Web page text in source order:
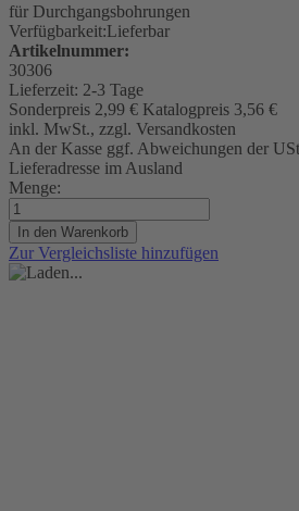
für Durchgangsbohrungen
Verfügbarkeit:Lieferbar
Artikelnummer:
30306
Lieferzeit: 2-3 Tage
Sonderpreis 2,99 € Katalogpreis 3,56 €
inkl. MwSt., zzgl. Versandkosten
An der Kasse ggf. Abweichungen der
Lieferadresse im Ausland
Menge:
In den Warenkorb
Zur Vergleichsliste hinzufügen